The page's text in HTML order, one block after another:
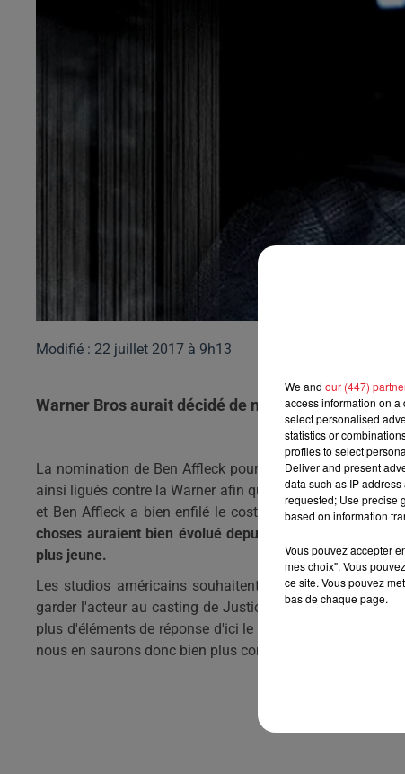
Modifié : 22 juillet 2017 à 9h13
Warner Bros aurait décidé de ne pas conserver
La nomination de Ben Affleck pour le rôle de Batman
ainsi ligués contre la Warner afin que les studios
et Ben Affleck a bien enfilé le costume du super-héros,
choses auraient bien évolué depuis.
plus jeune.
Les studios américains souhaitent par contre, faire
garder l'acteur au casting de Justice
League tout en
plus d'éléments de réponse d'ici le
nous en saurons donc bien plus concernant la place
We and our (447)
access information on
select personalised
statistics or
profiles to select
Deliver and present
data such as IP
requested; Use precise
based on information
Vous pouvez accepter
mes choix". Vous
ce site. Vous pouvez
bas de chaque page.